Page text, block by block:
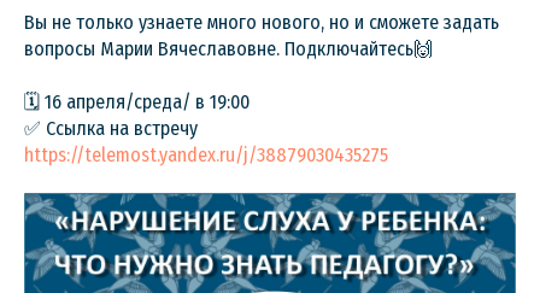
Вы не только узнаете много нового, но и сможете задать
вопросы Марии Вячеславовне. Подключайтесь🙌
🗓 16 апреля/среда/ в 19:00
✅ Ссылка на встречу
https://telemost.yandex.ru/j/38879030435275